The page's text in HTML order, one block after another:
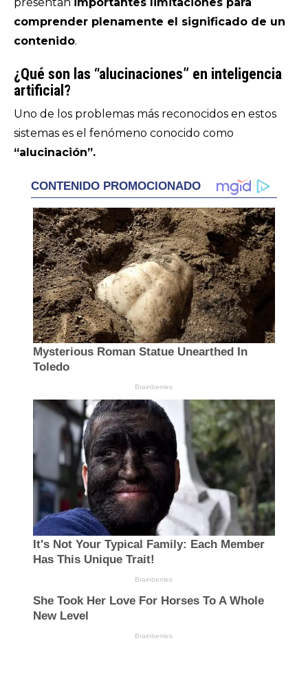
comprender plenamente el significado de un
contenido.
¿Qué son las “alucinaciones” en inteligencia
artificial?
Uno de los problemas más reconocidos en estos
sistemas es el fenómeno conocido como
“alucinación”.